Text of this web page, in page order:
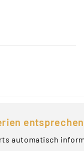
automatisch